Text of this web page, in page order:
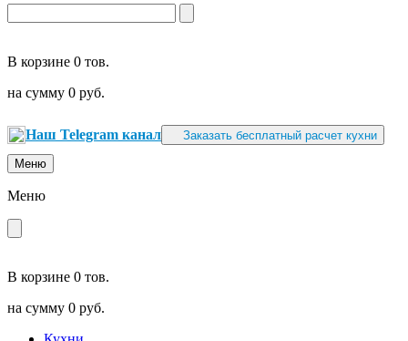
В корзине 0 тов.
на сумму 0 руб.
Наш Telegram канал Заказать бесплатный расчет кухни
Меню
Меню
В корзине 0 тов.
на сумму 0 руб.